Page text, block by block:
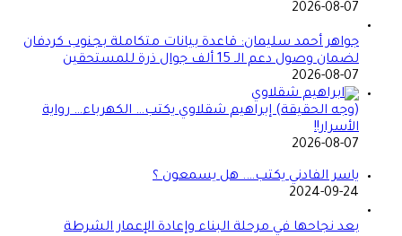
2026-08-07
جواهر أحمد سليمان: قاعدة بيانات متكاملة بجنوب كردفان
لضمان وصول دعم الـ 15 ألف جوال ذرة للمستحقين
2026-08-07
(وجه الحقيقة) إبراهيم شقلاوي يكتب… الكهرباء… رواية
الأسرار!!
2026-08-07
ياسر الفادني يكتب…. هل يسمعون ؟
2024-09-24
بعد نجاحها في مرحلة البناء وإعادة الإعمار الشرطة